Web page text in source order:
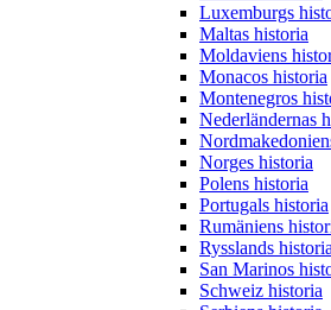
Luxemburgs
Maltas historia
Moldaviens
Monacos historia
Montenegros
Nederländernas
Norges historia
Polens historia
Portugals historia
Rumäniens
Rysslands historia
San Marinos
Schweiz historia